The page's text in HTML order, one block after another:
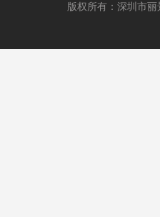
版权所有：深圳市